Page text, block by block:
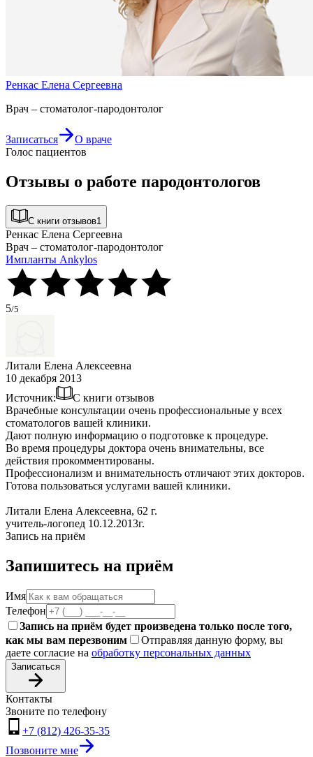
Ренкас Елена Сергеевна
Врач – стоматолог-пародонтолог
Записаться
О враче
Голос пациентов
Отзывы о работе пародонтологов
С книги отзывов1
Ренкас Елена Сергеевна
Врач – стоматолог-пародонтолог
Импланты Ankylos
5/5
Литали Елена Алексеевна
10 декабря 2013
Источник:
С книги отзывов
Врачебные консультации очень профессиональные у всех
стоматологов вашей клиники.
Дают полную информацию о подготовке к процедуре.
Во время процедуры доктора очень внимательны, все
действия прокомментированы.
Профессионализм и внимательность отличают этих докторов.
Готова пользоваться услугами вашей клиники.
Литали Елена Алексеевна, 62 г.
учитель-логопед 10.12.2013г.
Запись на приём
Запишитесь на приём
Имя
Телефон
Запись на приём будет произведена только после того,
как мы вам перезвоним
Отправляя данную форму, вы
даете согласие на обработку персональных данных
Записаться
Контакты
Звоните по телефону
+7 (812) 426-35-35
Позвоните мне